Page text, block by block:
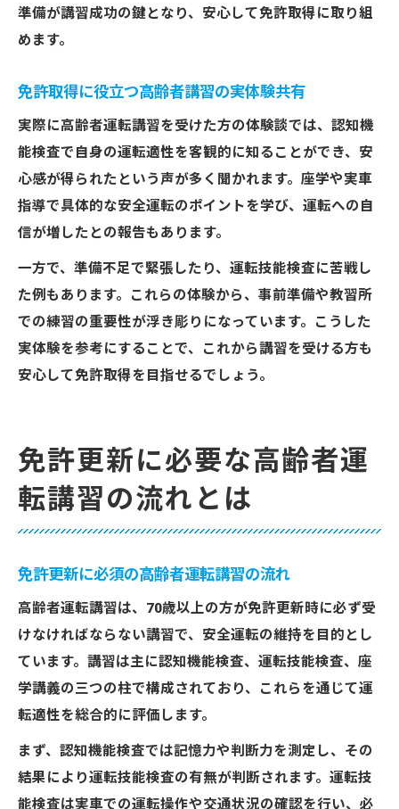
高齢者講習の実車指導で注意したいポイン
準備が講習成功の鍵となり、安心して免許取得に取り組
めます。
免許取得に役立つ高齢者講習の実体験共有
実際に高齢者運転講習を受けた方の体験談では、認知機
能検査で自身の運転適性を客観的に知ることができ、安
心感が得られたという声が多く聞かれます。座学や実車
指導で具体的な安全運転のポイントを学び、運転への自
信が増したとの報告もあります。
一方で、準備不足で緊張したり、運転技能検査に苦戦し
た例もあります。これらの体験から、事前準備や教習所
での練習の重要性が浮き彫りになっています。こうした
実体験を参考にすることで、これから講習を受ける方も
安心して免許取得を目指せるでしょう。
免許更新に必要な高齢者運
転講習の流れとは
免許更新に必須の高齢者運転講習の流れ
高齢者運転講習は、70歳以上の方が免許更新時に必ず受
けなければならない講習で、安全運転の維持を目的とし
ています。講習は主に認知機能検査、運転技能検査、座
学講義の三つの柱で構成されており、これらを通じて運
転適性を総合的に評価します。
まず、認知機能検査では記憶力や判断力を測定し、その
結果により運転技能検査の有無が判断されます。運転技
能検査は実車での運転操作や交通状況の確認を行い、必